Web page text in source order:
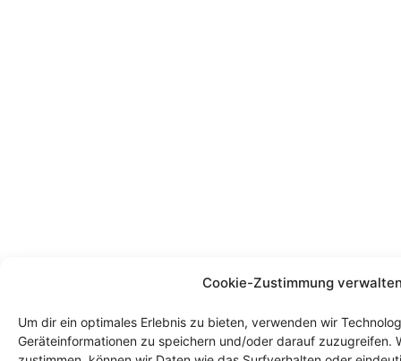
Cookie-Zustimmung
Um dir ein optimales Erlebnis zu bieten, verwenden wir
Geräteinformationen zu speichern und/oder darauf zuzugreifen.